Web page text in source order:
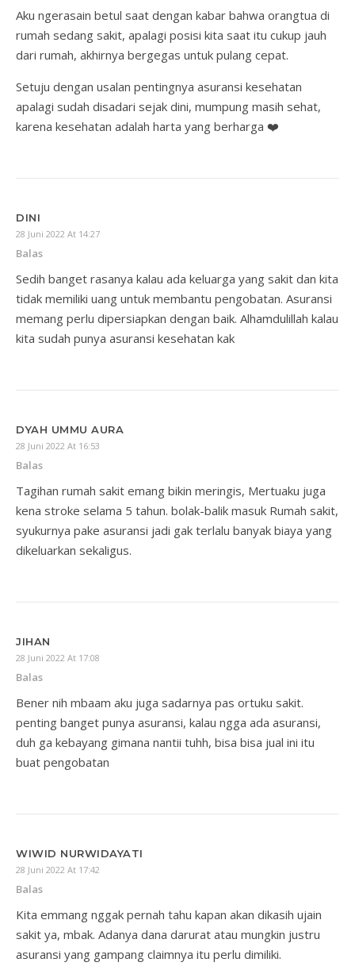
Aku ngerasain betul saat dengan kabar bahwa orangtua di
rumah sedang sakit, apalagi posisi kita saat itu cukup jauh
dari rumah, akhirnya bergegas untuk pulang cepat.
Setuju dengan usalan pentingnya asuransi kesehatan
apalagi sudah disadari sejak dini, mumpung masih sehat,
karena kesehatan adalah harta yang berharga ❤️
DINI
28 Juni 2022 At 14:27
Balas
Sedih banget rasanya kalau ada keluarga yang sakit dan kita
tidak memiliki uang untuk membantu pengobatan. Asuransi
memang perlu dipersiapkan dengan baik. Alhamdulillah kalau
kita sudah punya asuransi kesehatan kak
DYAH UMMU AURA
28 Juni 2022 At 16:53
Balas
Tagihan rumah sakit emang bikin meringis, Mertuaku juga
kena stroke selama 5 tahun. bolak-balik masuk Rumah sakit,
syukurnya pake asuransi jadi gak terlalu banyak biaya yang
dikeluarkan sekaligus.
JIHAN
28 Juni 2022 At 17:08
Balas
Bener nih mbaam aku juga sadarnya pas ortuku sakit.
penting banget punya asuransi, kalau ngga ada asuransi,
duh ga kebayang gimana nantii tuhh, bisa bisa jual ini itu
buat pengobatan
WIWID NURWIDAYATI
28 Juni 2022 At 17:42
Balas
Kita emmang nggak pernah tahu kapan akan dikasih ujain
sakit ya, mbak. Adanya dana darurat atau mungkin justru
asuransi yang gampang claimnya itu perlu dimiliki.